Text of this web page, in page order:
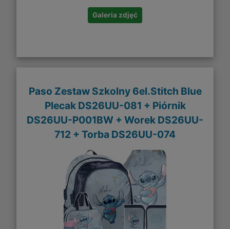
Galeria zdjęć
Paso Zestaw Szkolny 6el.Stitch Blue
Plecak DS26UU-081 + Piórnik
DS26UU-P001BW + Worek DS26UU-
712 + Torba DS26UU-074